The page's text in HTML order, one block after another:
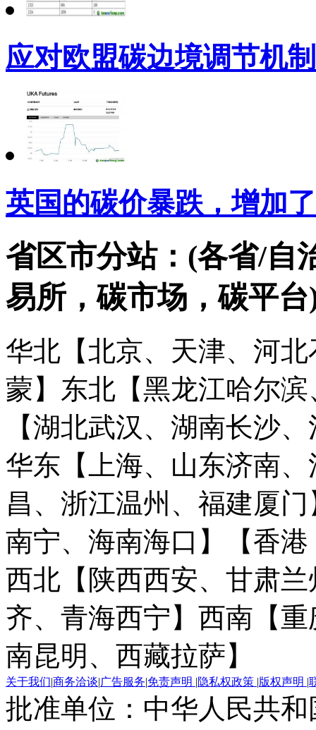
应对欧盟碳边境调节机
英国的碳价暴跌，增加
省区市分站：(各省/自
易所，碳市场，碳平台
华北【北京、天津、河
蒙】 东北【黑龙江哈尔
【湖北武汉、湖南长沙
华东【上海、山东济南
昌、浙江温州、福建厦门
南宁、海南海口】
【香
西北【陕西西安、甘肃
齐、青海西宁】 西南【
南昆明、西藏拉萨】
关于我们|商务洽谈|广告服务|免责声明 |隐私权政策 |版权声明 |
批准单位：中华人民共